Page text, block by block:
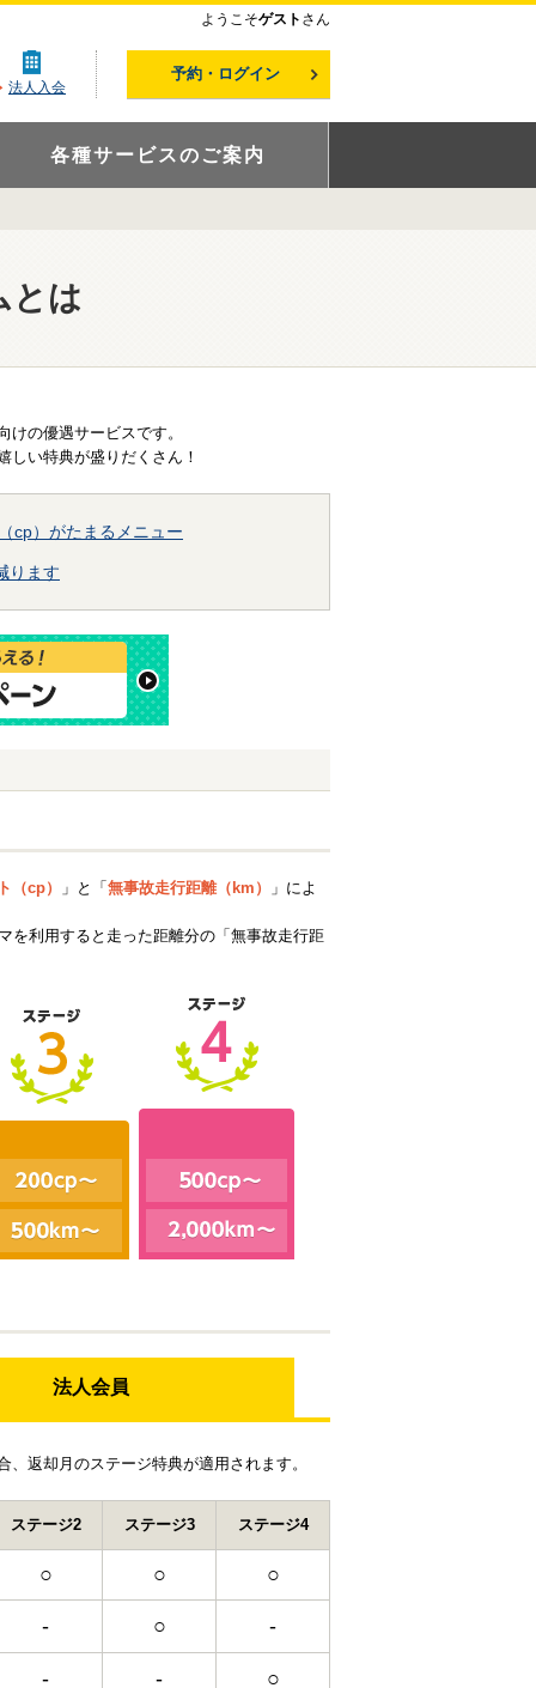
ようこそゲスト さん
法人入会
予約・ログイン
各種サービスのご案内
とは
の優遇サービスです。
しい特典が盛りだくさん！
cp）がたまるメニュー
ります
（cp） 」と「 無事故走行距離（km） 」によ
を利用すると走った距離分の「無事故走行距
法人会員
返却月のステージ特典が適用されます。
ステージ2 ステージ3 ステージ4
○ ○ ○
- ○ -
- - ○